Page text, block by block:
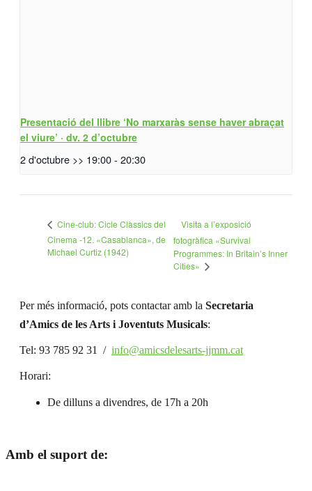
Presentació del llibre ‘No marxaràs sense haver abraçat
el viure’ · dv. 2 d’octubre
2 d'octubre >> 19:00- 20:30
Cine-club: Cicle Clàssics del
Cinema -12. «Casablanca», de
Michael Curtiz (1942)
Visita a l’exposició
fotogràfica «Survival
Programmes: In Britain’s Inner
Cities»
Per més informació, pots contactar amb la Secretaria
d’Amics de les Arts i Joventuts Musicals:
Tel: 93 785 92 31 / info@amicsdelesarts-jjmm.cat
Horari:
De dilluns a divendres, de 17h a 20h
Amb el suport de: